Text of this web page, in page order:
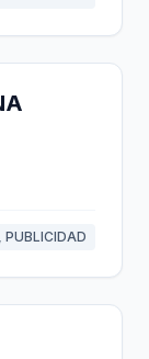
PUBLICIDAD